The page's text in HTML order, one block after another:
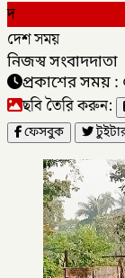
দ
দেশ সময়
নিজস্ব সংবাদদাতা
প্রকাশের সময়
ছবি তৈরি করুন:
ফেসবুক